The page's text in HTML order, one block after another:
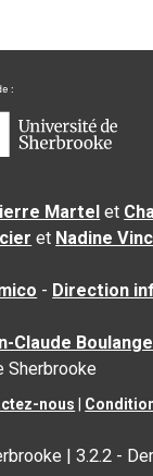
Martel et
et Nadine
- Direction
Claude
Sherbrooke
nous
|3.2.2 -